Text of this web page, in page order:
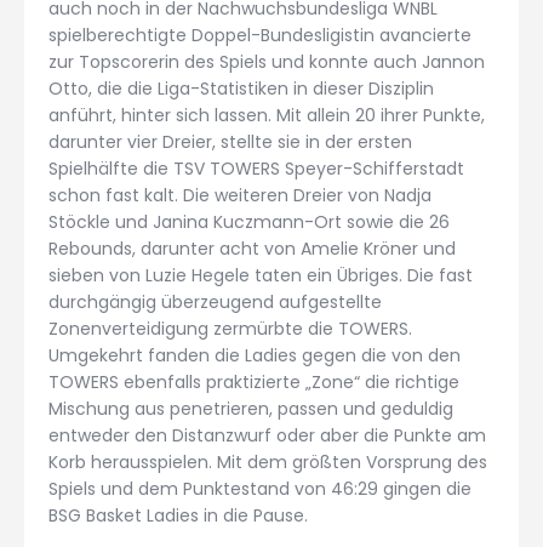
auch noch in der Nachwuchsbundesliga WNBL
spielberechtigte Doppel-Bundesligistin avancierte
zur Topscorerin des Spiels und konnte auch Jannon
Otto, die die Liga-Statistiken in dieser Disziplin
anführt, hinter sich lassen. Mit allein 20 ihrer Punkte,
darunter vier Dreier, stellte sie in der ersten
Spielhälfte die TSV TOWERS Speyer-Schifferstadt
schon fast kalt. Die weiteren Dreier von Nadja
Stöckle und Janina Kuczmann-Ort sowie die 26
Rebounds, darunter acht von Amelie Kröner und
sieben von Luzie Hegele taten ein Übriges. Die fast
durchgängig überzeugend aufgestellte
Zonenverteidigung zermürbte die TOWERS.
Umgekehrt fanden die Ladies gegen die von den
TOWERS ebenfalls praktizierte „Zone“ die richtige
Mischung aus penetrieren, passen und geduldig
entweder den Distanzwurf oder aber die Punkte am
Korb herausspielen. Mit dem größten Vorsprung des
Spiels und dem Punktestand von 46:29 gingen die
BSG Basket Ladies in die Pause.